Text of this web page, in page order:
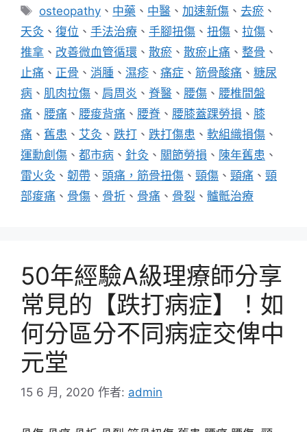
標
籤
osteopathy 、 中藥 、 中醫 、加速新傷 、去瘀 、
天灸 、 復位 、 手法治療 、 手腳扭傷 、 扭傷 、 拉傷 、
推拿 、 改善微血管循環 、 散瘀 、 散瘀止痛 、 整骨 、
止痛 、 正骨 、 消腫 、 濕疹 、 痛症 、 筋骨酸痛 、 糖尿
病 、 肌肉拉傷 、 肩周炎 、 脊醫 、 腰傷 、 腰椎間盤
痛 、 腰痛 、 腰痠背痛 、 腰脊 、 腰膝蓋踝勞損 、 膝
痛 、 舊患 、 艾灸 、 跌打 、 跌打傷患 、 軟組織損傷 、
運勳創傷 、 都市病 、 針灸 、 關節勞損 、 陳年舊患 、
雷火灸 、 韌帶 、 頭痛，筋骨扭傷 、 頸傷 、 頸痛 、 頸
部痠痛 、 骨傷 、 骨折 、 骨痛 、 骨裂 、 髗骶治療
50年經驗A級理療師分享
常見的【跌打病症】！如
何分區分不同病症交俾中
元堂
15 6 月, 2020 作者: admin